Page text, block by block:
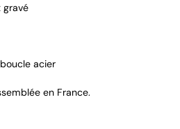
gravé
acier
en France.